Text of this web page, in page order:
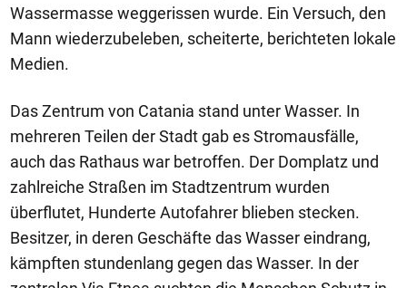
Wassermasse weggerissen wurde. Ein Versuch, den
Mann wiederzubeleben, scheiterte, berichteten lokale
Medien.
Das Zentrum von Catania stand unter Wasser. In
mehreren Teilen der Stadt gab es Stromausfälle,
auch das Rathaus war betroffen. Der Domplatz und
zahlreiche Straßen im Stadtzentrum wurden
überflutet, Hunderte Autofahrer blieben stecken.
Besitzer, in deren Geschäfte das Wasser eindrang,
kämpften stundenlang gegen das Wasser. In der